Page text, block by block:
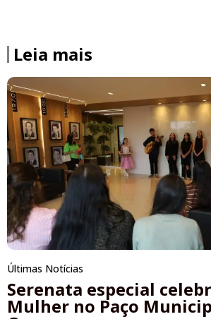
Leia mais
Últimas Notícias
Serenata especial
Mulher no Paço